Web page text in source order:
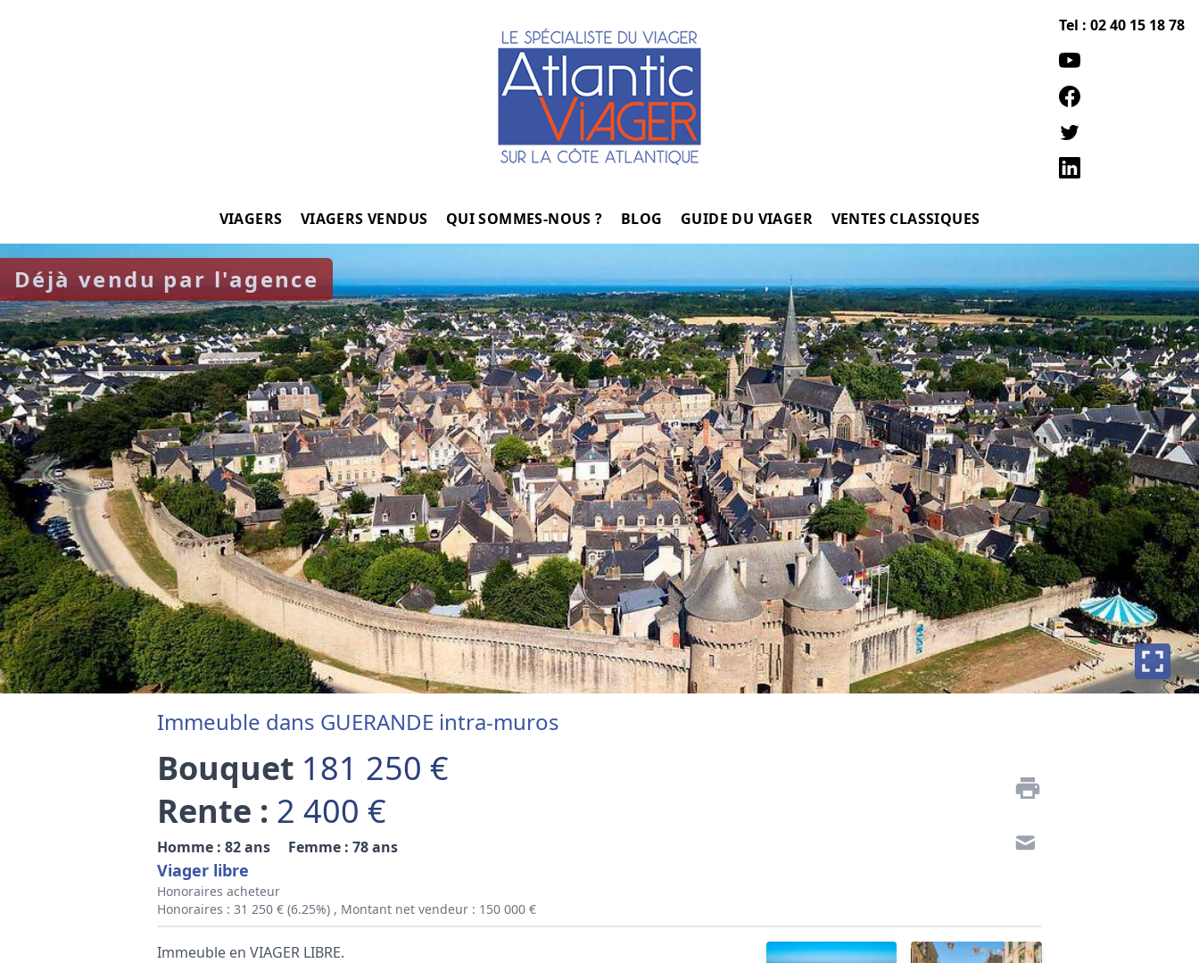
Tel : 02 40 15 18 78
VIAGERS VIAGERS VENDUS QUI SOMMES-NOUS ? BLOG GUIDE DU VIAGER VENTES CLASSIQUES
Déjà vendu par l'agence
Immeuble dans GUERANDE intra-muros
Bouquet 181 250 €
Rente : 2 400 €
Homme : 82 ans Femme : 78 ans
Viager libre
Honoraires acheteur
Honoraires : 31 250 € (6.25%) , Montant net vendeur : 150 000 €
Immeuble en VIAGER LIBRE.